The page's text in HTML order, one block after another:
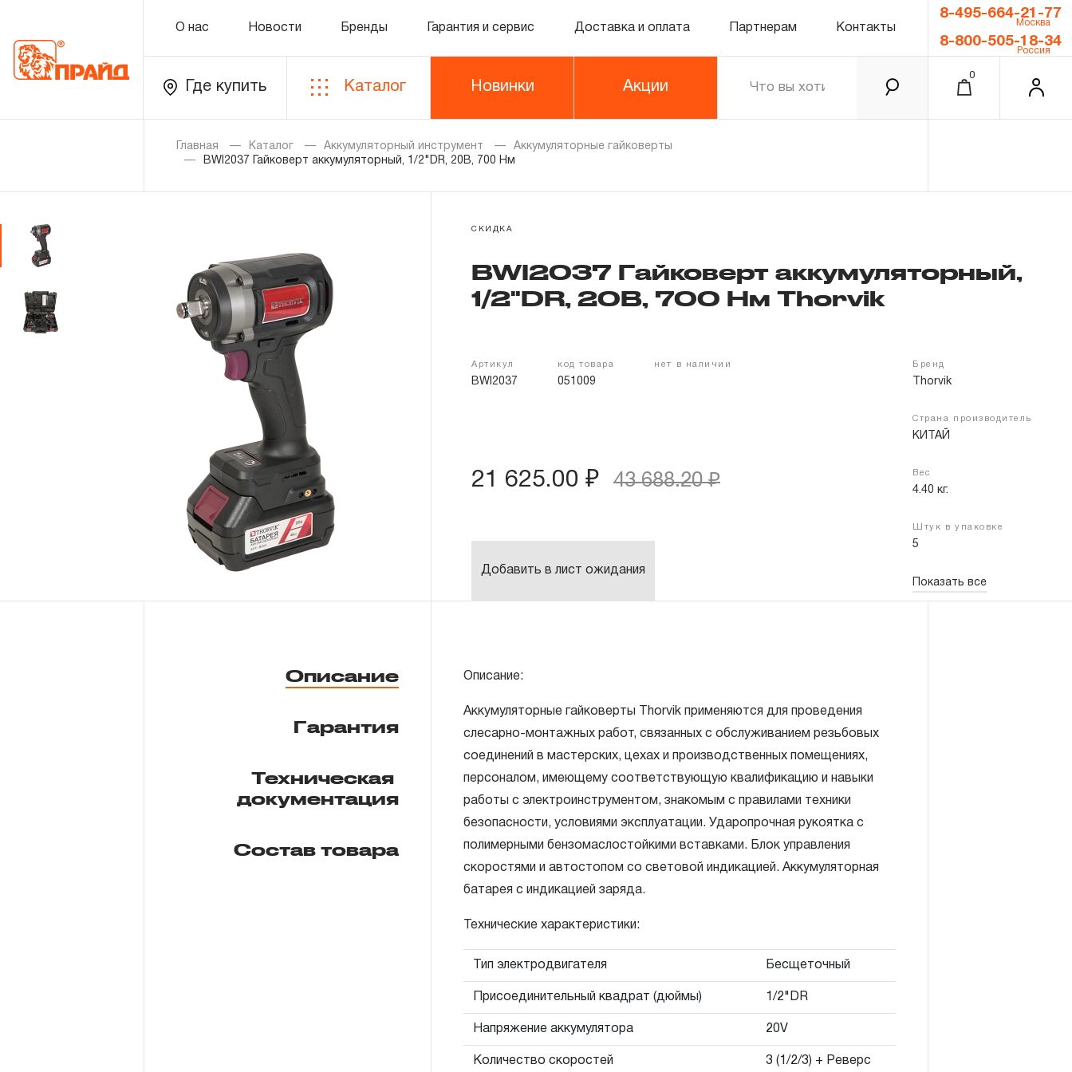
О нас Новости Бренды Гарантия и сервис Доставка и оплата Партнерам Контакты
8-495-664-21-77
Москва
8-800-505-18-34
Россия
Где купить Каталог Новинки Акции
0
Каталог
Золотая лихорадка
Распродажа
Уцененный товар
Гарантия и сервис
Доставка и оплата
Партнерам
Итого
Регистрация
Главная Каталог Аккумуляторный инструмент
Аккумуляторные гайковерты
BWI2037 Гайковерт аккумуляторный, 1/2"DR, 20В, 700 Нм
СКИДКА
BWI2037 Гайковерт аккумуляторный,
1/2"DR, 20В, 700 Нм Thorvik
Артикул
BWI2037
код товара
051009
нет в наличии Бренд
Thorvik
Страна производитель
КИТАЙ
Вес
4.40 кг.
Штук в упаковке
5
Показать все
21 625.00 ₽ 43 688.20 ₽
Добавить в лист ожидания
Описание
Гарантия
Техническая
документация
Состав товара
Описание:
Аккумуляторные гайковерты Thorvik применяются для проведения
слесарно-монтажных работ, связанных с обслуживанием резьбовых
соединений в мастерских, цехах и производственных помещениях,
персоналом, имеющему соответствующую квалификацию и навыки
работы с электроинструментом, знакомым с правилами техники
безопасности, условиями эксплуатации. Ударопрочная рукоятка с
полимерными бензомаслостойкими вставками. Блок управления
скоростями и автостопом со световой индикацией. Аккумуляторная
батарея с индикацией заряда.
Технические характеристики:
Тип электродвигателя Бесщеточный
Присоединительный квадрат (дюймы) 1/2"DR
Напряжение аккумулятора 20V
Количество скоростей 3 (1/2/3) + Реверс
ГАРАНТИЙНЫЕ ОБЯЗАТЕЛЬСТВА.
Понятие «ПОЖИЗНЕННАЯ ГАРАНТИЯ».
технической экспертизы было установлено, что производитель
нарушал технологию в процессе его производства.
1.2 «ПОЖИЗНЕННАЯ ГАРАНТИЯ» предоставляется при условии
соблюдения покупателем (потребителем) правил эксплуатации,
обслуживания, транспортировки и хранения, применяемых для ручного
слесарно-монтажного инструмента.
Гайковерт аккумуляторный
Батарея, аккумуляторная 20V/4Aч - 2 шт.
Руководство по эксплуатации
Пластиковый кейс